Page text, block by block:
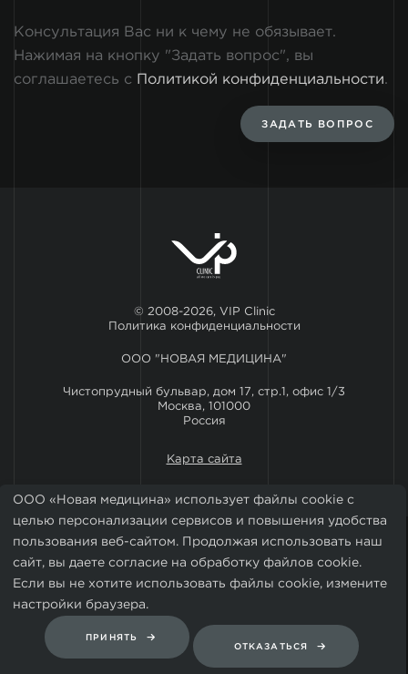
Консультация Вас ни к чему не обязывает.
Нажимая на кнопку "Задать вопрос", вы
соглашаетесь с Политикой конфиденциальности.
ЗАДАТЬ ВОПРОС
© 2008-2026, VIP Clinic
Политика конфиденциальности
ООО "НОВАЯ МЕДИЦИНА"
Чистопрудный бульвар, дом 17, стр.1, офис 1/3
Москва, 101000
Россия
Карта сайта
Установить мобильное приложение VIP Clinic
ООО «Новая медицина» использует файлы cookie с
целью персонализации сервисов и повышения удобства
пользования веб-сайтом. Продолжая использовать наш
сайт, вы даете согласие на обработку файлов cookie.
Если вы не хотите использовать файлы cookie, измените
настройки браузера.
ПРИНЯТЬ
ОТКАЗАТЬСЯ